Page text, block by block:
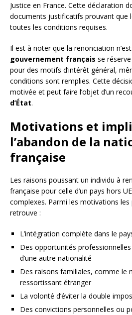
Justice en France. Cette déclaration
documents justificatifs prouvant que
toutes les conditions requises.
Il est à noter que la renonciation
gouvernement français se
pour des motifs d’intérêt général,
conditions sont remplies. Cette
motivée et peut faire l’objet d’un
d’État.
Motivations et
l’abandon de la
française
Les raisons poussant un individu à
française pour celle d’un pays hors
complexes. Parmi les motivations
retrouve :
L’intégration complète dans le
Des opportunités professionnelles
d’une autre nationalité
Des raisons familiales, comme le
ressortissant étranger
La volonté d’éviter la double
Des convictions personnelles ou